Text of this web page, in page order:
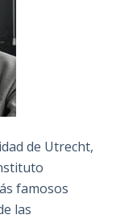
de Utrecht,
famosos
las